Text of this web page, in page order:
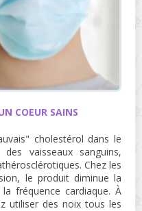
COEUR SAINS
cholestérol dans le
vaisseaux sanguins,
Chez les
le produit diminue la
fréquence cardiaque. À
utiliser des noix tous les